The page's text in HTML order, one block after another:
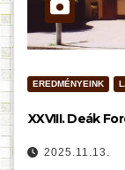
EREDMÉNYEINK
XXVIII. Deák
2025.11.13.